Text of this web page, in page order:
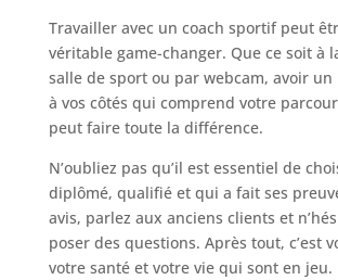
Travailler avec un coach sportif peut
véritable game-changer. Que ce soit à
salle de sport ou par webcam, avoir
à vos côtés qui comprend votre
peut faire toute la différence.
N’oubliez pas qu’il est essentiel de
diplômé, qualifié et qui a fait ses
avis, parlez aux anciens clients et
poser des questions. Après tout, c’est
votre santé et votre vie qui sont en jeu.